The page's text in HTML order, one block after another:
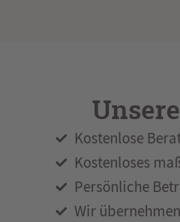
Kostenlose
Kostenloses
Persönliche
Wir